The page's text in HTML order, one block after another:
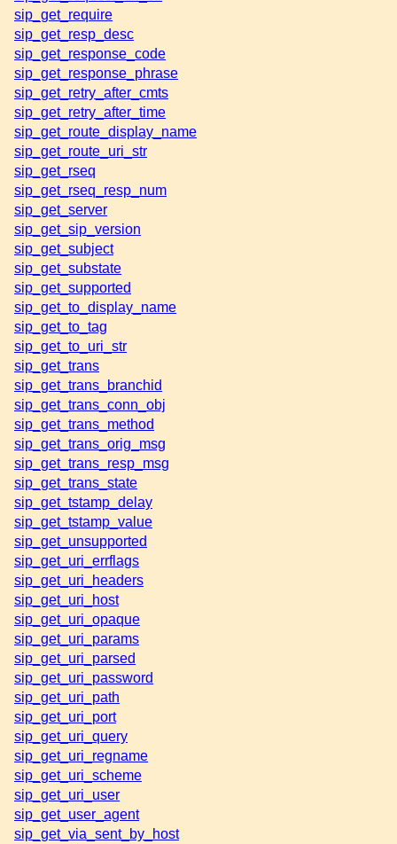
sip_get_require
sip_get_resp_desc
sip_get_response_code
sip_get_response_phrase
sip_get_retry_after_cmts
sip_get_retry_after_time
sip_get_route_display_name
sip_get_route_uri_str
sip_get_rseq
sip_get_rseq_resp_num
sip_get_server
sip_get_sip_version
sip_get_subject
sip_get_substate
sip_get_supported
sip_get_to_display_name
sip_get_to_tag
sip_get_to_uri_str
sip_get_trans
sip_get_trans_branchid
sip_get_trans_conn_obj
sip_get_trans_method
sip_get_trans_orig_msg
sip_get_trans_resp_msg
sip_get_trans_state
sip_get_tstamp_delay
sip_get_tstamp_value
sip_get_unsupported
sip_get_uri_errflags
sip_get_uri_headers
sip_get_uri_host
sip_get_uri_opaque
sip_get_uri_params
sip_get_uri_parsed
sip_get_uri_password
sip_get_uri_path
sip_get_uri_port
sip_get_uri_query
sip_get_uri_regname
sip_get_uri_scheme
sip_get_uri_user
sip_get_user_agent
sip_get_via_sent_by_host